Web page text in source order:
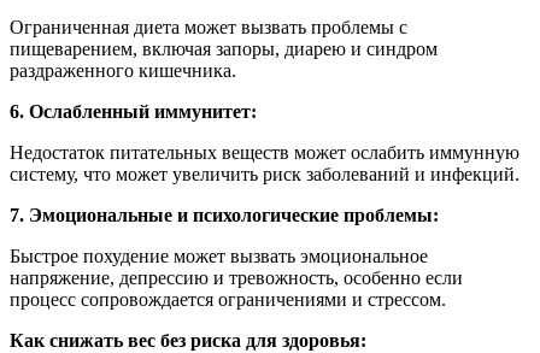
Ограниченная диета может вызвать проблемы с
пищеварением, включая запоры, диарею и синдром
раздраженного кишечника.
6. Ослабленный иммунитет:
Недостаток питательных веществ может ослабить иммунную
систему, что может увеличить риск заболеваний и инфекций.
7. Эмоциональные и психологические проблемы:
Быстрое похудение может вызвать эмоциональное
напряжение, депрессию и тревожность, особенно если
процесс сопровождается ограничениями и стрессом.
Как снижать вес без риска для здоровья: